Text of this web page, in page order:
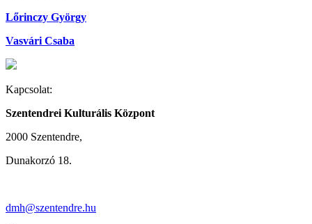
Lőrinczy György
Vasvári Csaba
Kapcsolat:
Szentendrei Kulturális Központ
2000 Szentendre,
Dunakorzó 18.
dmh@szentendre.hu